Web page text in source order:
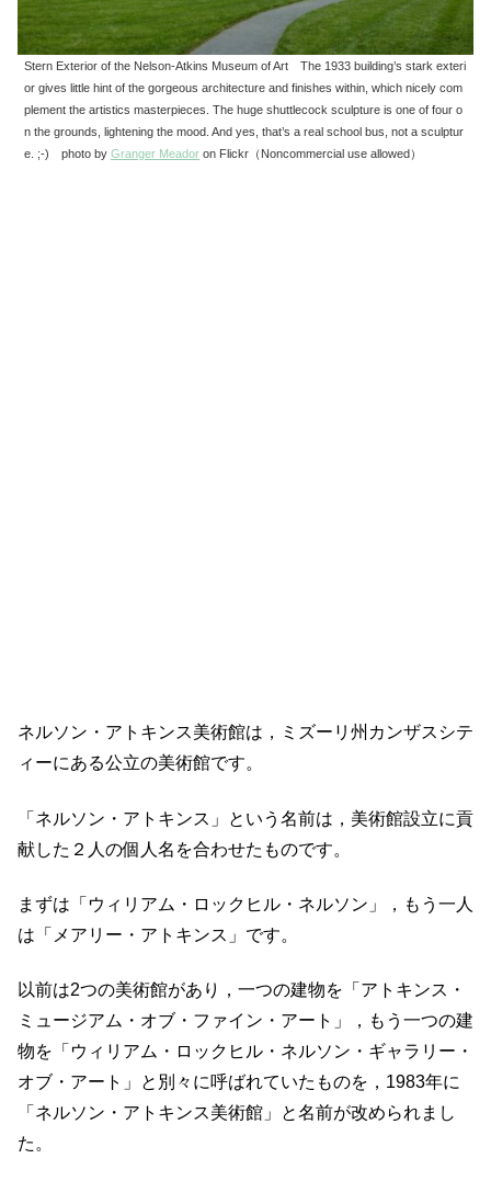
Stern Exterior of the Nelson-Atkins Museum of Art The 1933 building’s stark exteri
or gives little hint of the gorgeous architecture and finishes within, which nicely com
plement the artistics masterpieces. The huge shuttlecock sculpture is one of four o
n the grounds, lightening the mood. And yes, that’s a real school bus, not a sculptur
e. ;-) photo by Granger Meador on Flickr（Noncommercial use allowed）
ネルソン・アトキンス美術館は，ミズーリ州カンザスシテ
ィーにある公立の美術館です。
「ネルソン・アトキンス」という名前は，美術館設立に貢
献した２人の個人名を合わせたものです。
まずは「ウィリアム・ロックヒル・ネルソン」，もう一人
は「メアリー・アトキンス」です。
以前は2つの美術館があり，一つの建物を「アトキンス・
ミュージアム・オブ・ファイン・アート」，もう一つの建
物を「ウィリアム・ロックヒル・ネルソン・ギャラリー・
オブ・アート」と別々に呼ばれていたものを，1983年に
「ネルソン・アトキンス美術館」と名前が改められまし
た。